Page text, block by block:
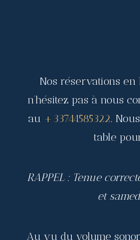
Nos réservations en
n’hésitez pas à nous
au +33744585322.
table
RAPPEL : Tenue
et
Au vu du volume